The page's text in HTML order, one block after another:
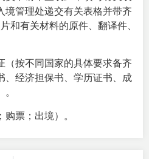
境管理处递交有关表格并带齐
和有关材料的原件、翻译件、
（按不同国家的具体要求备齐
、经济担保书、学历证书、成
购票；出境）。